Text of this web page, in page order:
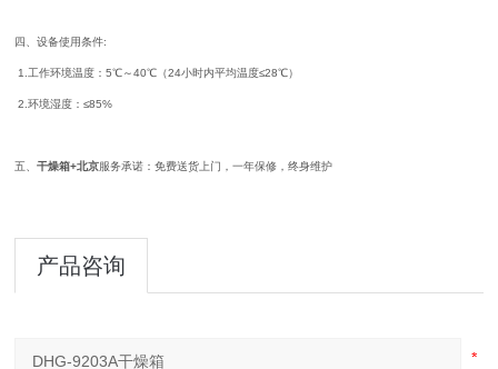
四、设备使用条件:
1.工作环境温度：5℃～40℃（24小时内平均温度≤28℃）
2.环境湿度：≤85%
五、干燥箱+北京服务承诺：免费送货上门，一年保修，终身维护
产品咨询